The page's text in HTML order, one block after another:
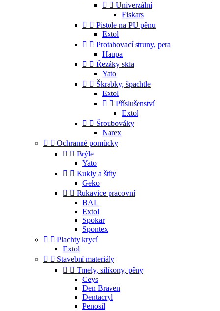
  Univerzální
Fiskars
  Pistole na PU pěnu
Extol
  Protahovací struny, pera
Haupa
  Řezáky skla
Yato
  Škrabky, špachtle
Extol
  Příslušenství
Extol
  Šroubováky
Narex
  Ochranné pomůcky
  Brýle
Yato
  Kukly a štíty
Geko
  Rukavice pracovní
BAL
Extol
Spokar
Spontex
  Plachty krycí
Extol
  Stavební materiály
  Tmely, silikony, pěny
Ceys
Den Braven
Dentacryl
Penosil